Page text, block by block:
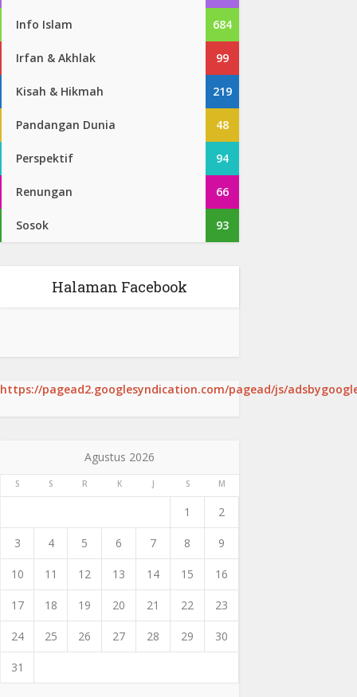
Info Islam 684
Irfan & Akhlak 99
Kisah & Hikmah 219
Pandangan Dunia 48
Perspektif 94
Renungan 66
Sosok 93
Halaman Facebook
https://pagead2.googlesyndication.com/pagead/js/
Agustus 2026
S S R K J S M
1 2
3 4 5 6 7 8 9
10 11 12 13 14 15 16
17 18 19 20 21 22 23
24 25 26 27 28 29 30
31